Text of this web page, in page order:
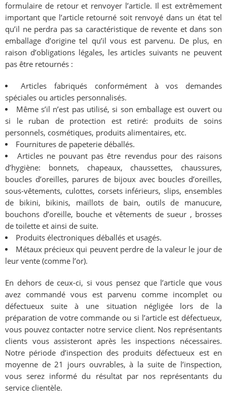
formulaire de retour et renvoyer l’article. Il est extrêmement
important que l’article retourné soit renvoyé dans un état tel
qu’il ne perdra pas sa caractéristique de revente et dans son
emballage d’origine tel qu’il vous est parvenu. De plus, en
raison d’obligations légales, les articles suivants ne peuvent
pas être retournés :
Articles fabriqués conformément à vos demandes
spéciales ou articles personnalisés.
Même s’il n’est pas utilisé, si son emballage est ouvert ou
si le ruban de protection est retiré: produits de soins
personnels, cosmétiques, produits alimentaires, etc.
Fournitures de papeterie déballés.
Articles ne pouvant pas être revendus pour des raisons
d’hygiène: bonnets, chapeaux, chaussettes, chaussures,
boucles d’oreilles, parures de bijoux avec boucles d’oreilles,
sous-vêtements, culottes, corsets inférieurs, slips, ensembles
de bikini, bikinis, maillots de bain, outils de manucure,
bouchons d’oreille, bouche et vêtements de sueur , brosses
de toilette et ainsi de suite.
Produits électroniques déballés et usagés.
Métaux précieux qui peuvent perdre de la valeur le jour de
leur vente (comme l’or).
En dehors de ceux-ci, si vous pensez que l’article que vous
avez commandé vous est parvenu comme incomplet ou
défectueux suite à une situation négligée lors de la
préparation de votre commande ou si l’article est défectueux,
vous pouvez contacter notre service client. Nos représentants
clients vous assisteront après les inspections nécessaires.
Notre période d’inspection des produits défectueux est en
moyenne de 21 jours ouvrables, à la suite de l’inspection,
vous serez informé du résultat par nos représentants du
service clientèle.